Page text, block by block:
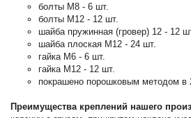
болты М8 - 6 шт.
болты М12 - 12 шт.
шайба пружинная (гровер) 12 - 12
шайба плоская М12 - 24 шт.
гайка М6 - 6 шт.
гайка М12 - 12 шт.
покрашено порошковым методом в
Преимущества креплений нашего